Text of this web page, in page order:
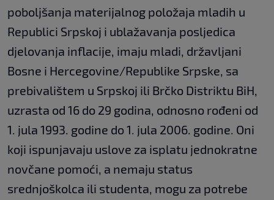
poboljšanja materijalnog položaja mladih u
Republici Srpskoj i ublažavanja posljedica
djelovanja inflacije, imaju mladi, državljani
Bosne i Hercegovine/Republike Srpske, sa
prebivalištem u Srpskoj ili Brčko Distriktu BiH,
uzrasta od 16 do 29 godina, odnosno rođeni od
1. jula 1993. godine do 1. jula 2006. godine. Oni
koji ispunjavaju uslove za isplatu jednokratne
novčane pomoći, a nemaju status
srednjoškolca ili studenta, mogu za potrebe